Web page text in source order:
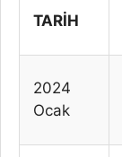
TARİH
2024
Ocak